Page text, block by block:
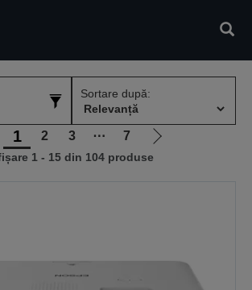
Sortare după:
1 2 3 ⋯ 7
Mergi
la
1 - 15 din 104 produse